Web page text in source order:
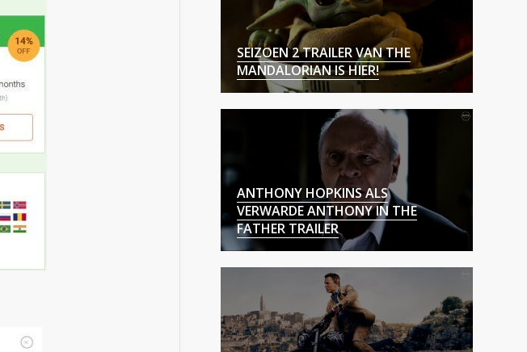
SEIZOEN 2 TRAILER VAN THE
MANDALORIAN IS HIER!
ANTHONY HOPKINS ALS
VERWARDE ANTHONY IN THE
FATHER TRAILER